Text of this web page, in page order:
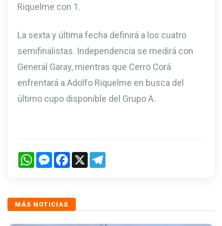
Riquelme con 1.
La sexta y última fecha definirá a los cuatro
semifinalistas. Independencia se medirá con
General Garay, mientras que Cerro Corá
enfrentará a Adolfo Riquelme en busca del
último cupo disponible del Grupo A.
WhatsAppMessengerFacebook
X
MÁS NOTICIAS